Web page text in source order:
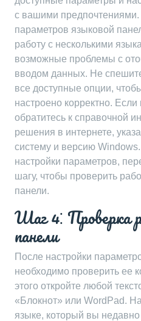
с вашими
параметров языковой
работу с несколькими
возможные проблемы с
вводом данных. Не
все доступные опции,
настроено корректно. Если
обратитесь к справочной
решения в интернете,
систему и версию
настройки параметров,
шагу, чтобы проверить
панели.
Шаг 4⁚ Проверка
панели
После настройки
необходимо проверить ее
этого откройте любой
«Блокнот» или WordPad.
языке, который вы